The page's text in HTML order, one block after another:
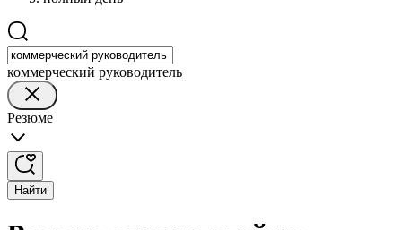
коммерческий руководитель
Резюме
Найти